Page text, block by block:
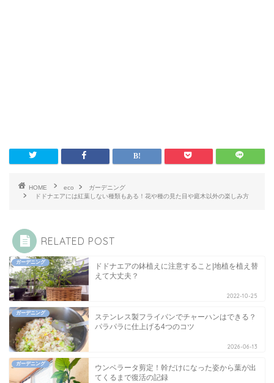
HOME eco
ガーデニング
ドドナエアには紅葉しない種類もある！花や種の見た目や庭木以外の楽しみ方
RELATED POST
ガーデニング
ドドナエアの鉢植えに注意すること|地植を植え替
えて大丈夫？
2022-10-25
ガーデニング
ステンレス製フライパンでチャーハンはできる？
パラパラに仕上げる4つのコツ
2026-06-13
ガーデニング
ウンベラータ剪定！幹だけになった姿から葉が出
てくるまで復活の記録